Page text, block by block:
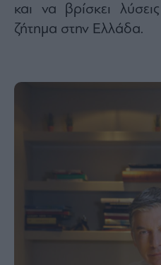
και να βρίσκει
ζήτημα στην Ελλάδα.